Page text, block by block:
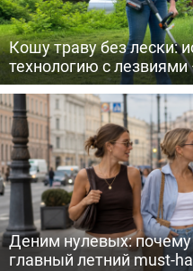
Кошу траву без лески:
технологию с
Деним нулевых:
главный летний must-